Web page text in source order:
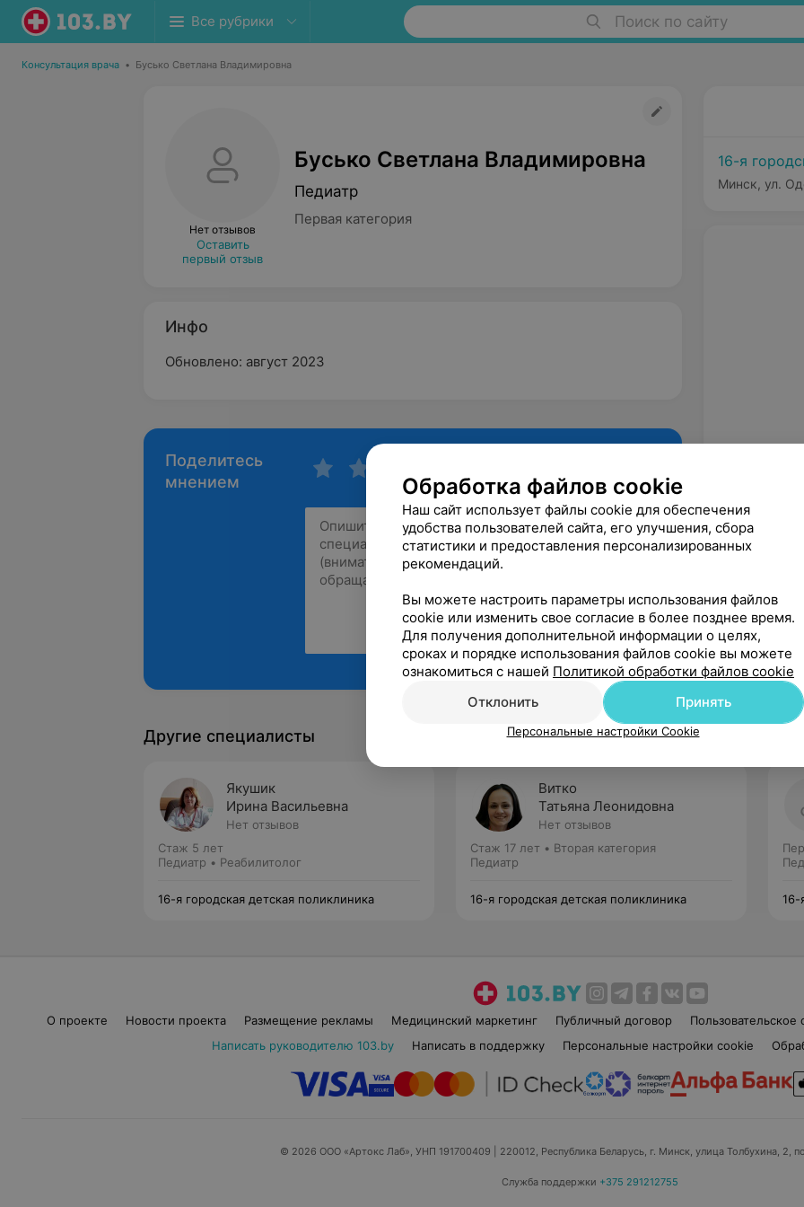
Все рубрики Поиск по сайту
Консультация врача • Бусько Светлана Владимировна
Нет отзывов
Оставить
первый отзыв
Бусько Светлана Владимировна
Педиатр
Первая категория
Инфо
Обновлено: август 2023
Поделитесь
мнением
Рекомендую
16-я
Минск, ул.
Другие специалисты
Якушик
Ирина Васильевна
Нет отзывов
Стаж 5 лет
Педиатр • Реабилитолог
16-я городская детская поликлиника
Витко
Татьяна Леонидовна
Нет отзывов
Стаж 17 лет • Вторая категория
Педиатр
16-я городская детская поликлиника 16-
О проекте Новости проекта Размещение рекламы Медицинский маркетинг Публичный договор Пользовательское
Написать руководителю 103.by
Написать в поддержку Персональные настройки cookie
© 2026 ООО «Артокс Лаб», УНП 191700409 | 220012, Республика Беларусь, г. Минск, улица Толбухина, 2,
Служба поддержки +375 291212755
Обработка файлов cookie
Наш сайт использует файлы cookie для обеспечения
удобства пользователей сайта, его улучшения, сбора
статистики и предоставления персонализированных
рекомендаций.
Вы можете настроить параметры использования файлов
cookie или изменить свое согласие в более позднее время.
Для получения дополнительной информации о целях,
сроках и порядке использования файлов cookie вы можете
ознакомиться с нашей Политикой обработки файлов cookie
Отклонить
Принять
Персональные настройки Cookie